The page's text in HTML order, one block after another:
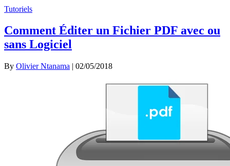
Tutoriels
Comment Éditer un Fichier PDF avec ou
sans Logiciel
By Olivier Ntanama | 02/05/2018